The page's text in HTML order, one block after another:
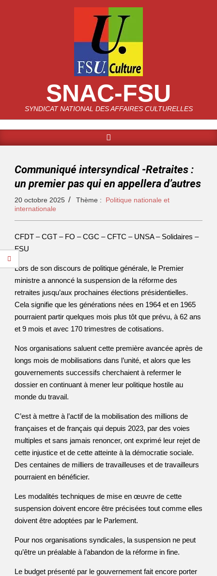
SNAC-FSU
SYNDICAT NATIONAL DES AFFAIRES CULTURELLES
Communiqué intersyndical -Retraites :
un premier pas qui en appellera d’autres
20 octobre 2025 Thème :
Politique nationale et
internationale
CFDT – CGT – FO – CGC – CFTC – UNSA – Solidaires –
FSU
Lors de son discours de politique générale, le Premier
ministre a annoncé la suspension de la réforme des
retraites jusqu’aux prochaines élections présidentielles.
Cela signifie que les générations nées en 1964 et en 1965
pourraient partir quelques mois plus tôt que prévu, à 62 ans
et 9 mois et avec 170 trimestres de cotisations.
Nos organisations saluent cette première avancée après de
longs mois de mobilisations dans l’unité, et alors que les
gouvernements successifs cherchaient à refermer le
dossier en continuant à mener leur politique hostile au
monde du travail.
C’est à mettre à l’actif de la mobilisation des millions de
françaises et de français qui depuis 2023, par des voies
multiples et sans jamais renoncer, ont exprimé leur rejet de
cette injustice et de cette atteinte à la démocratie sociale.
Des centaines de milliers de travailleuses et de travailleurs
pourraient en bénéficier.
Les modalités techniques de mise en œuvre de cette
suspension doivent encore être précisées tout comme elles
doivent être adoptées par le Parlement.
Pour nos organisations syndicales, la suspension ne peut
qu’être un préalable à l’abandon de la réforme in fine.
Le budget présenté par le gouvernement fait encore porter